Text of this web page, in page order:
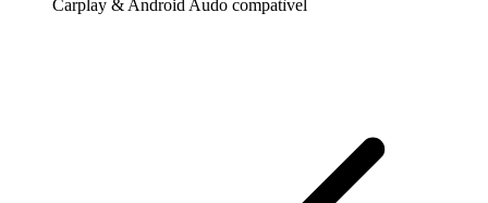
Carplay & Android Audo compatìvel